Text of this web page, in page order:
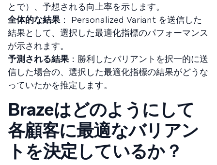
とで）、予想される向上率を示します。
全体的な結果： Personalized Variant を送信した
結果として、選択した最適化指標のパフォーマンス
が示されます。
予測される結果：勝利したバリアントを択一的に送
信した場合の、選択した最適化指標の結果がどうな
っていたかを推定します。
Brazeはどのようにして
各顧客に最適なバリアン
トを決定しているか？